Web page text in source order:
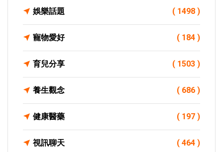
娛樂話題 ( 1498 )
寵物愛好 ( 184 )
育兒分享 ( 1503 )
養生觀念 ( 686 )
健康醫藥 ( 197 )
視訊聊天 ( 464 )